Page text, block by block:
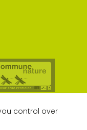
control over